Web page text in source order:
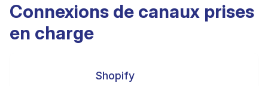
Connexions de canaux prises
en charge
Shopify